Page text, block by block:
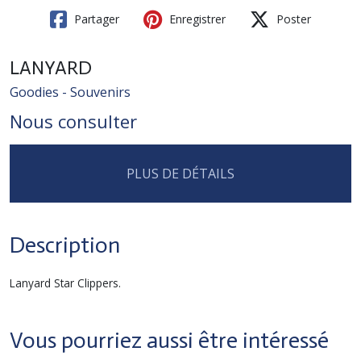
Partager Enregistrer Poster
LANYARD
Goodies - Souvenirs
Nous consulter
PLUS DE DÉTAILS
Description
Lanyard Star Clippers.
Vous pourriez aussi être intéressé